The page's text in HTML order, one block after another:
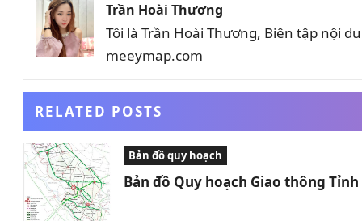
Trần Hoài Thương
Tôi là Trần Hoài Thương, Biên tập nội
meeymap.com
RELATED POSTS
Bản đồ quy hoạch
Bản đồ Quy hoạch Giao thông